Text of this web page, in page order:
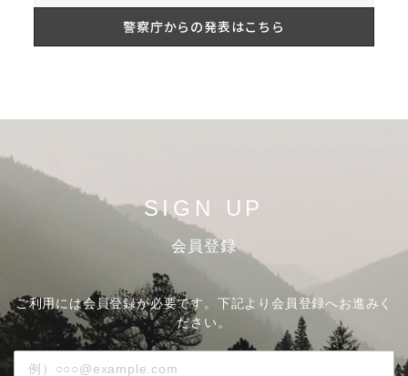
警察庁からの発表はこちら
SIGN UP
会員登録
ご利用には会員登録が必要です。下記より会員登録へお進みく
ださい。